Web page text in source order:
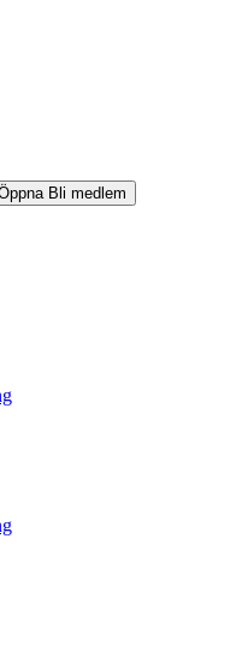
Bli medlem